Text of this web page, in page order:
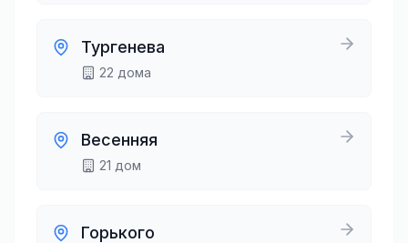
Тургенева
22 дома
Весенняя
21 дом
Горького